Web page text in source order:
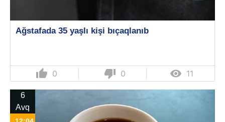
Ağstafada 35 yaşlı kişi bıçaqlanıb
thumb_up 0 thumb_down 0  11
6
Avq